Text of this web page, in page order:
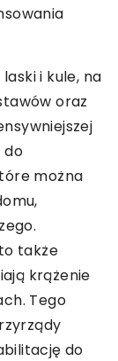
i kule, na
oraz
do
można
także
krążenie
Tego
do